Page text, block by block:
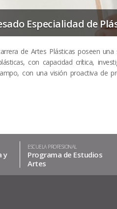
Especialidad de
de Artes Plásticas poseen
con capacidad crítica,
con una visión proactiva de
y
ESCUELA PROFESIONAL
Programa de Estudios
Artes